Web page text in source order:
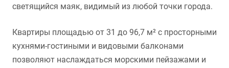
светящийся маяк, видимый из любой точки города.
Квартиры площадью от 31 до 96,7 м² с просторными
кухнями-гостиными и видовыми балконами
позволяют наслаждаться морскими пейзажами и